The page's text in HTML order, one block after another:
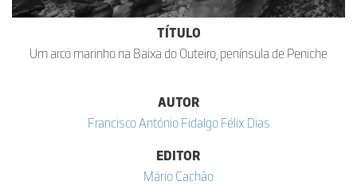
TÍTULO
Um arco marinho na Baixa do Outeiro, península de Peniche
AUTOR
Francisco António Fidalgo Félix Dias
EDITOR
Mário Cachão